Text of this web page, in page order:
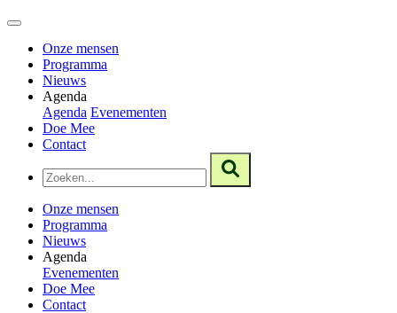
Onze mensen
Programma
Nieuws
Agenda
Agenda Evenementen
Doe Mee
Contact
Onze mensen
Programma
Nieuws
Agenda
Evenementen
Doe Mee
Contact